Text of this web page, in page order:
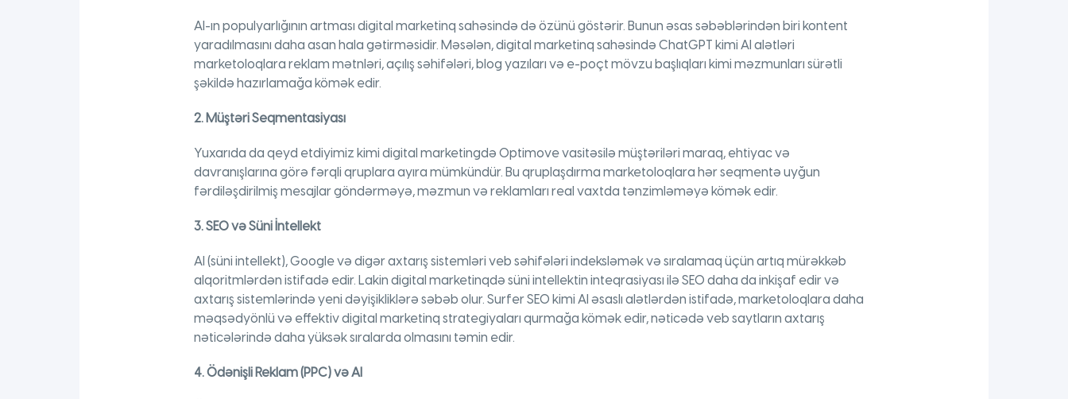
AI-ın populyarlığının artması digital marketinq sahəsində də özünü göstərir. Bunun əsas səbəblərindən biri kontent
yaradılmasını daha asan hala gətirməsidir. Məsələn, digital marketinq sahəsində ChatGPT kimi AI alətləri
marketoloqlara reklam mətnləri, açılış səhifələri, blog yazıları və e-poçt mövzu başlıqları kimi məzmunları sürətli
şəkildə hazırlamağa kömək edir.
2. Müştəri Seqmentasiyası
Yuxarıda da qeyd etdiyimiz kimi digital marketingdə Optimove vasitəsilə müştəriləri maraq, ehtiyac və
davranışlarına görə fərqli qruplara ayıra mümkündür. Bu qruplaşdırma marketoloqlara hər seqmentə uyğun
fərdiləşdirilmiş mesajlar göndərməyə, məzmun və reklamları real vaxtda tənzimləməyə kömək edir.
3. SEO və Süni İntellekt
AI (süni intellekt), Google və digər axtarış sistemləri veb səhifələri indeksləmək və sıralamaq üçün artıq mürəkkəb
alqoritmlərdən istifadə edir. Lakin digital marketinqdə süni intellektin inteqrasiyası ilə SEO daha da inkişaf edir və
axtarış sistemlərində yeni dəyişikliklərə səbəb olur. Surfer SEO kimi AI əsaslı alətlərdən istifadə, marketoloqlara daha
məqsədyönlü və effektiv digital marketinq strategiyaları qurmağa kömək edir, nəticədə veb saytların axtarış
nəticələrində daha yüksək sıralarda olmasını təmin edir.
4. Ödənişli Reklam (PPC) və AI